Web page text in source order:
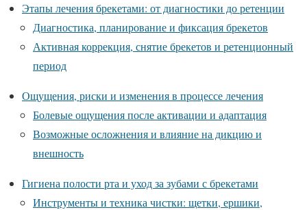
Этапы лечения брекетами: от диагностики до ретенции
Диагностика, планирование и фиксация брекетов
Активная коррекция, снятие брекетов и ретенционный
период
Ощущения, риски и изменения в процессе лечения
Болевые ощущения после активации и адаптация
Возможные осложнения и влияние на дикцию и
внешность
Гигиена полости рта и уход за зубами с брекетами
Инструменты и техника чистки: щетки, ершики,